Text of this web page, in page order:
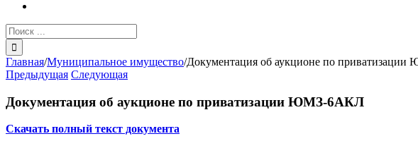
Результат
поиска:
Главная/Муниципальное имущество/Документация об аукционе по
Предыдущая Следующая
Документация об аукционе по приватизации ЮМЗ-6АКЛ
Скачать полный текст документа